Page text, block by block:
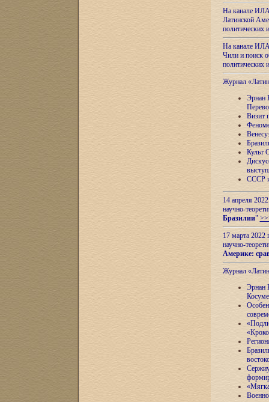
На канале
Латинской
На канале
Чили и поиск
Журнал
Эрнан
Визит
Культ
СССР и
14 апреля
научно-
Бразилии"
17 марта 2022
научно-
Америке:
Журнал
Эрнан